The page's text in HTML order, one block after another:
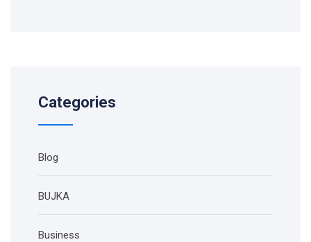
Categories
Blog
BUJKA
Business